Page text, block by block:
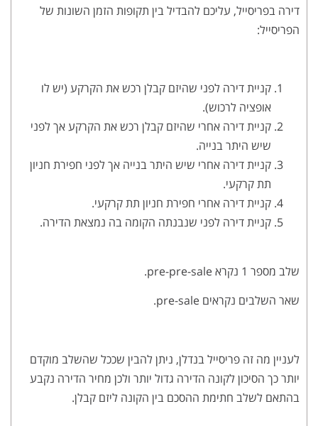
דירה בפריסייל, עליכם להבדיל בין תקופות הזמן השונות של
הפריסייל:
קניית דירה לפני שהיזם קבלן רכש את הקרקע (יש לו
אופציה לרכוש).
קניית דירה אחרי שהיזם קבלן רכש את הקרקע אך לפני
שיש היתר בנייה.
קניית דירה אחרי שיש היתר בנייה אך לפני חפירת חניון
תת קרקעי.
קניית דירה אחרי חפירת חניון תת קרקעי.
קניית דירה לפני שנבנתה הקומה בה נמצאת הדירה.
שלב מספר 1 נקרא pre-pre-sale.
שאר השלבים נקראים pre-sale.
לעניין מה זה פריסייל בנדלן, ניתן להבין שככל שהשלב מוקדם
יותר כך הסיכון לקונה הדירה גדול יותר ולכן מחיר הדירה נקבע
בהתאם לשלב חתימת ההסכם בין הקונה ליזם קבלן.